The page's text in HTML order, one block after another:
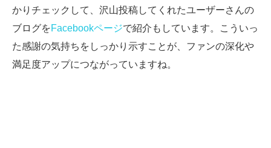
かりチェックして、沢山投稿してくれたユーザーさんの
ブログをFacebookページで紹介もしています。こういっ
た感謝の気持ちをしっかり示すことが、ファンの深化や
満足度アップにつながっていますね。